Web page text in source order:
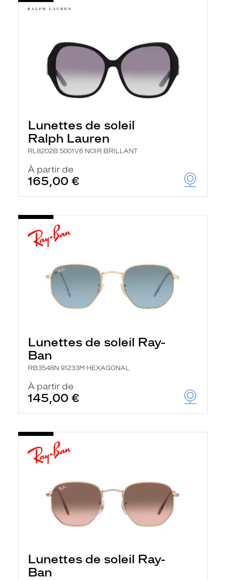
Lunettes de soleil
Ralph Lauren
RL8202B 5001V6 NOIR BRILLANT
À partir de
165,00 €
Lunettes de soleil Ray-
Ban
RB3548N 91233M HEXAGONAL
À partir de
145,00 €
Lunettes de soleil Ray-
Ban